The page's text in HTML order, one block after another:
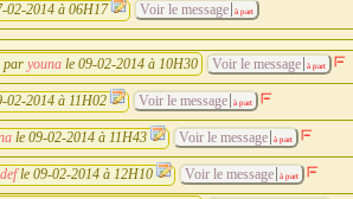
02-2014 à 06H17 Voir le message à part
par youna le 09-02-2014 à 10H30 Voir le message à part
02-2014 à 11H02 Voir le message à part
le 09-02-2014 à 11H43 Voir le message à part
def le 09-02-2014 à 12H10 Voir le message à part